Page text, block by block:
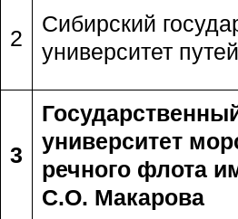
2
Сибирский
университет
3
университет
речного флота
С.О. Макарова